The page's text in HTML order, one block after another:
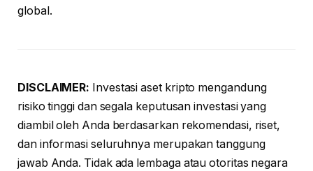
global.
DISCLAIMER: Investasi aset kripto mengandung
risiko tinggi dan segala keputusan investasi yang
diambil oleh Anda berdasarkan rekomendasi, riset,
dan informasi seluruhnya merupakan tanggung
jawab Anda. Tidak ada lembaga atau otoritas negara